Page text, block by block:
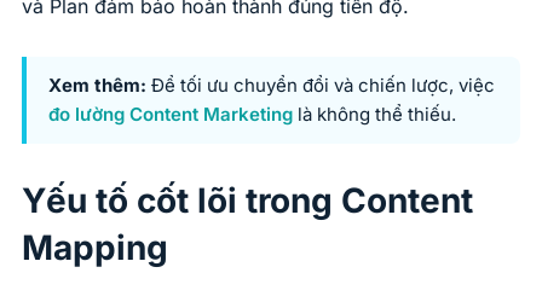
và Plan đảm bảo hoàn thành đúng tiến độ.
Xem thêm: Để tối ưu chuyển đổi và chiến lược, việc
đo lường Content Marketing là không thể thiếu.
Yếu tố cốt lõi trong Content
Mapping